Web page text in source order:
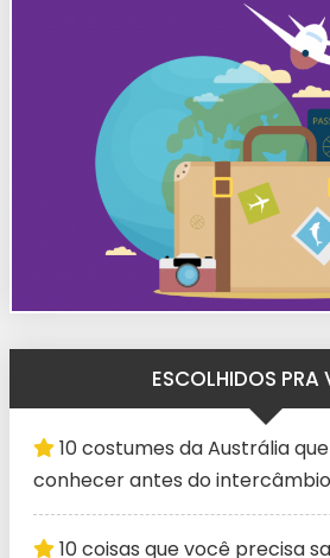
ESCOLHIDOS PRA
10 costumes da Austrália
conhecer antes do intercâmbio
10 coisas que você precisa